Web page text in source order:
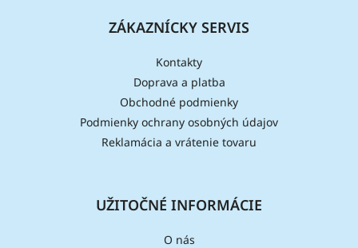
ZÁKAZNÍCKY SERVIS
Kontakty
Doprava a platba
Obchodné podmienky
Podmienky ochrany osobných údajov
Reklamácia a vrátenie tovaru
UŽITOČNÉ INFORMÁCIE
O nás